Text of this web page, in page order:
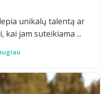
unikalų talentą ar
jam suteikiama ...